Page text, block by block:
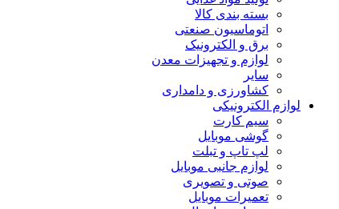
بسته بندی کالا
اتوماسیون صنعتی
برق و الکترونیک
لوازم و تجهیزات معدن
سایر
کشاورزی و دامداری
لوازم الکترونیکی
سیم کارت
گوشی موبایل
لپ تاپ و تبلت
لوازم جانبی موبایل
صوتی و تصویری
تعمیرات موبایل